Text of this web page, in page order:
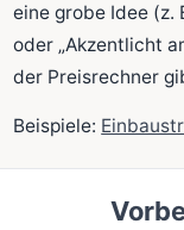
eine grobe Idee (z.
oder „Akzentlicht
der Preisrechner
Beispiele: